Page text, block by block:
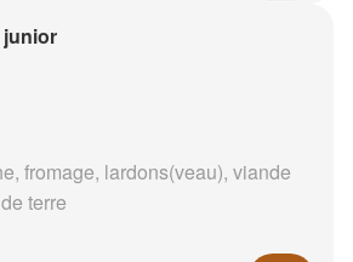
junior
fromage, lardons(veau), viande
terre